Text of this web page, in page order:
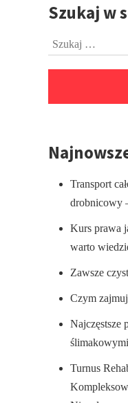
PrzejdźSzukaj w
Szukaj:
Transport
drobnicowy
Kurs prawa
warto
Zawsze
Czym
Najczęstsze
Turnus